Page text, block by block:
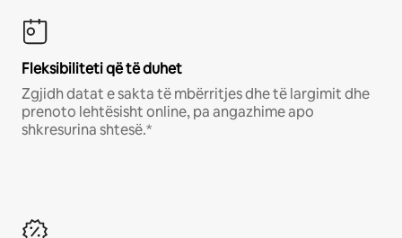
Fleksibiliteti që të duhet
Zgjidh datat e sakta të mbërritjes dhe të largimit dhe
prenoto lehtësisht online, pa angazhime apo
shkresurina shtesë.*